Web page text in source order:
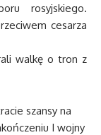
rosyjskiego.
cesarza
walkę o tron z
szansy na
I wojny